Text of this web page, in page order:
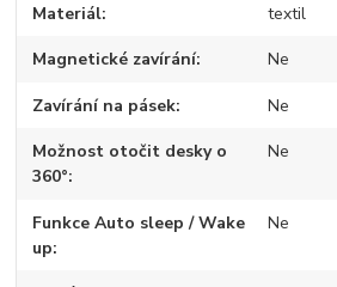
Materiál textil
Magnetické zavírání Ne
Zavírání na pásek Ne
Možnost otočit desky o
360°
Ne
Funkce Auto sleep / Wake
up
Ne